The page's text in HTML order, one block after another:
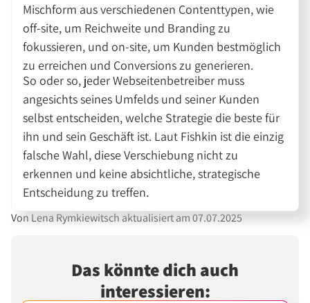
Mischform aus verschiedenen Contenttypen, wie
off-site, um Reichweite und Branding zu
fokussieren, und on-site, um Kunden bestmöglich
zu erreichen und Conversions zu generieren.
So oder so, jeder Webseitenbetreiber muss
angesichts seines Umfelds und seiner Kunden
selbst entscheiden, welche Strategie die beste für
ihn und sein Geschäft ist. Laut Fishkin ist die einzig
falsche Wahl, diese Verschiebung nicht zu
erkennen und keine absichtliche, strategische
Entscheidung zu treffen.
Von Lena Rymkiewitsch aktualisiert am 07.07.2025
Das könnte dich auch
interessieren: